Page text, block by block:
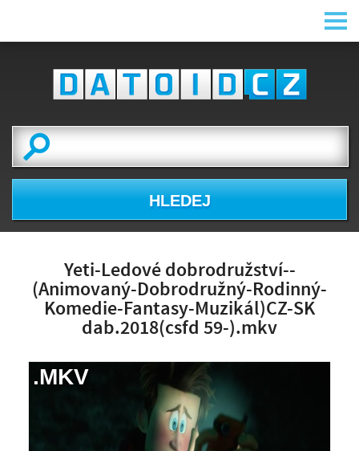
HLEDEJ
Yeti-Ledové dobrodružství--
(Animovaný-Dobrodružný-Rodinný-
Komedie-Fantasy-Muzikál)CZ-SK
dab.2018(csfd 59-).mkv
NÁHLED VIDEA
NENÍ K DISPOZICI
.MKV